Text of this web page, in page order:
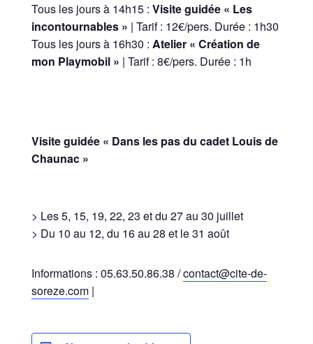
Tous les jours à 14h15 : Visite guidée « Les
incontournables » | Tarif : 12€/pers. Durée : 1h30
Tous les jours à 16h30 : Atelier « Création de
mon Playmobil » | Tarif : 8€/pers. Durée : 1h
Visite guidée « Dans les pas du cadet Louis de
Chaunac »
> Les 5, 15, 19, 22, 23 et du 27 au 30 juillet
> Du 10 au 12, du 16 au 28 et le 31 août
Informations : 05.63.50.86.38 /contact@cite-de-
soreze.com|